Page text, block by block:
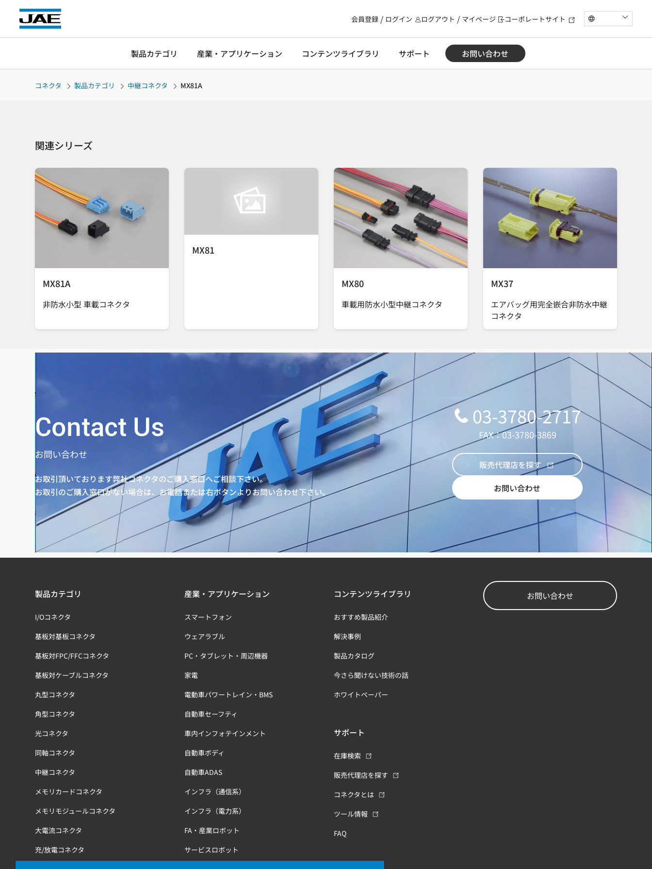
会員登録 ログイン ログアウト マイページ コーポレートサイト
製品カテゴリ 産業・アプリケーション コンテンツライブラリ サポート お問い合わせ
コネクタ 製品カテゴリ 中継コネクタ MX81A
関連シリーズ
MX81A
非防水小型 車載コネクタ
MX81
MX80
車載用防水小型中継コネクタ
MX37
エアバッグ用完全嵌合非防水中継
コネクタ
Contact Us
お問い合わせ
お取引頂いております弊社コネクタのご購入窓口へご相談下さい。
お取引のご購入窓口がない場合は、お電話または右ボタンよりお問い合わせ下さい。
03-3780-2717
FAX：03-3780-3869
販売代理店を探す
お問い合わせ
製品カテゴリ
I/Oコネクタ
基板対基板コネクタ
基板対FPC/FFCコネクタ
基板対ケーブルコネクタ
丸型コネクタ
角型コネクタ
光コネクタ
同軸コネクタ
中継コネクタ
メモリカードコネクタ
メモリモジュールコネクタ
大電流コネクタ
充/放電コネクタ
産業・アプリケーション
スマートフォン
ウェアラブル
PC・タブレット・周辺機器
家電
電動車パワートレイン・BMS
自動車セーフティ
車内インフォテインメント
自動車ボディ
自動車ADAS
インフラ（通信系）
インフラ（電力系）
FA・産業ロボット
サービスロボット
コンテンツライブラリ
おすすめ製品紹介
解決事例
製品カタログ
今さら聞けない技術の話
ホワイトペーパー
サポート
在庫検索
販売代理店を探す
コネクタとは
ツール情報
FAQ
お問い合わせ